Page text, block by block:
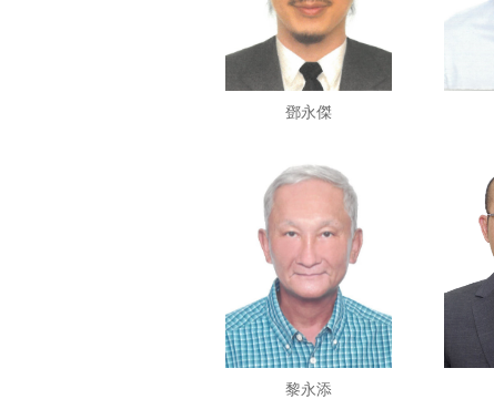
鄧永傑
黎永添